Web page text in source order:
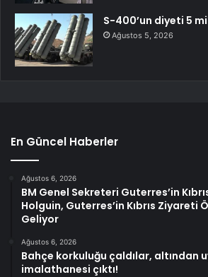
S-400’un diyeti 5
Ağustos 5, 2026
En Güncel Haberler
Ağustos 6, 2026
BM Genel Sekreteri Guterres’in
Holguin, Guterres’in Kıbrıs Ziyareti
Geliyor
Ağustos 6, 2026
Bahçe korkuluğu çaldılar, altından
imalathanesi çıktı!